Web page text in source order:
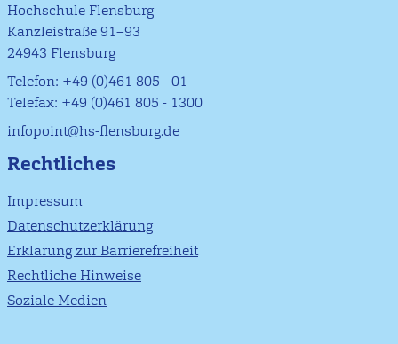
Hochschule Flensburg
Kanzleistraße 91–93
24943 Flensburg
Telefon: +49 (0)461 805 - 01
Telefax: +49 (0)461 805 - 1300
infopoint@hs-flensburg.de
Rechtliches
Impressum
Datenschutzerklärung
Erklärung zur Barrierefreiheit
Rechtliche Hinweise
Soziale Medien